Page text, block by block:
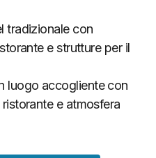
tradizionale con
e strutture per il
luogo accogliente con
e atmosfera